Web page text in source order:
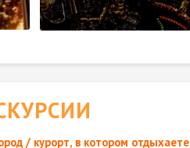
/ курорт, в котором отдыхаете